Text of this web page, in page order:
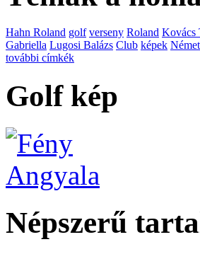
Hahn Roland golf verseny Roland Kovács
Gabriella Lugosi Balázs Club képek
további címkék
Golf kép
Népszerű